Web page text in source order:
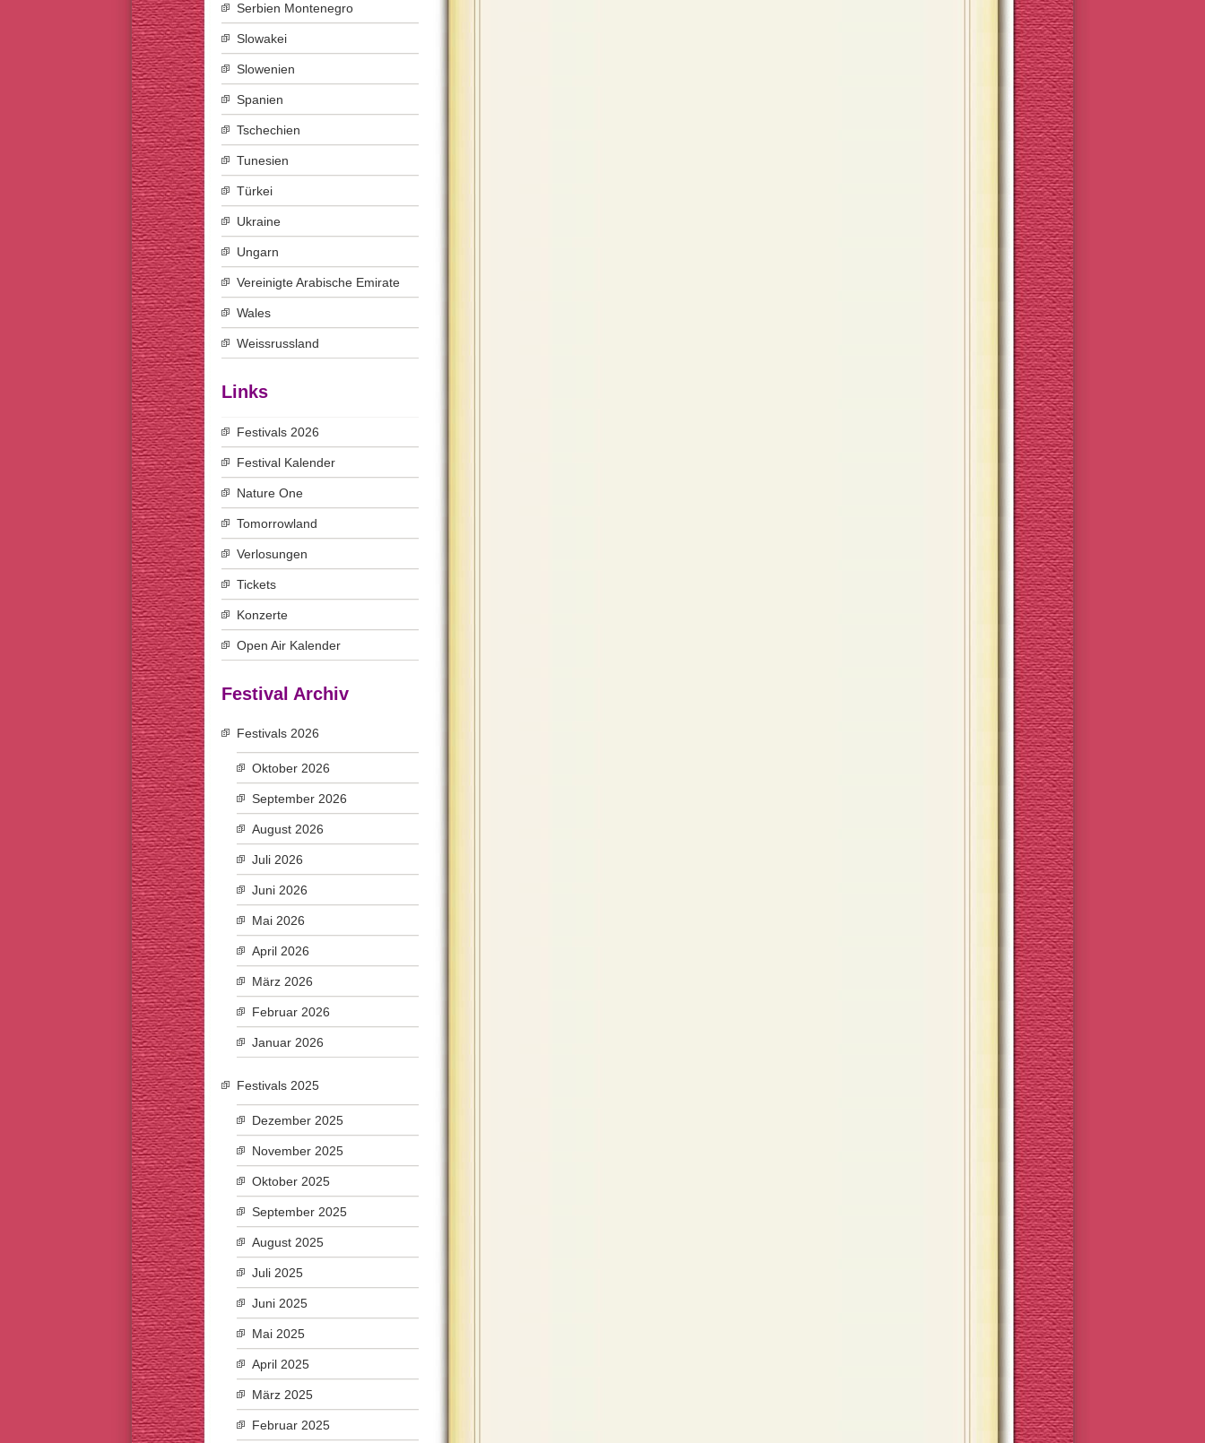
Serbien Montenegro
Slowakei
Slowenien
Spanien
Tschechien
Tunesien
Türkei
Ukraine
Ungarn
Vereinigte Arabische Emirate
Wales
Weissrussland
Links
Festivals 2026
Festival Kalender
Nature One
Tomorrowland
Verlosungen
Tickets
Konzerte
Open Air Kalender
Festival Archiv
Festivals 2026
Oktober 2026
September 2026
August 2026
Juli 2026
Juni 2026
Mai 2026
April 2026
März 2026
Februar 2026
Januar 2026
Festivals 2025
Dezember 2025
November 2025
Oktober 2025
September 2025
August 2025
Juli 2025
Juni 2025
Mai 2025
April 2025
März 2025
Februar 2025